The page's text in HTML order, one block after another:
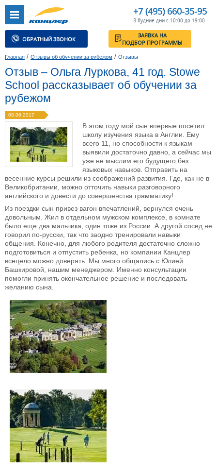
+7 (495) 660-35-95
В будние дни с 10:00 до 19:00
ОБРАТНЫЙ ЗВОНОК
ЗАЯВКА НА
ПОДБОР ПРОГРАММЫ
Главная / Отзывы об обучении за рубежом / Отзывы
Отзыв – Ольга Луркова, 41 год. Stowe
School рассказывает об обучении за
рубежом
08.06.2017
В этом году мой сын впервые посетил
школу изучения языка в Англии. Ему
всего 11, но способности к языкам
выявили достаточно давно, а сейчас мы
уже не мыслим его будущего без
языковых навыков. Отправить на
весенние курсы решили из соображений развития. Где, как не в
Великобритании, можно отточить навыки разговорного
английского и довести до совершенства грамматику!
Из поездки сын привез вагон впечатлений, вернулся очень
довольным. Жил в отдельном мужском комплексе, в комнате
было еще два мальчика, один тоже из России. А другой сосед не
говорил по-русски, так что заодно тренировали навыки
общения. Конечно, для любого родителя достаточно сложно
подготовиться и отпустить ребенка, но компании Канцлер
всецело можно доверять. Мы много общались с Юлией
Башкировой, нашим менеджером. Именно консультации
помогли принять окончательное решение и последовать
желанию сына.